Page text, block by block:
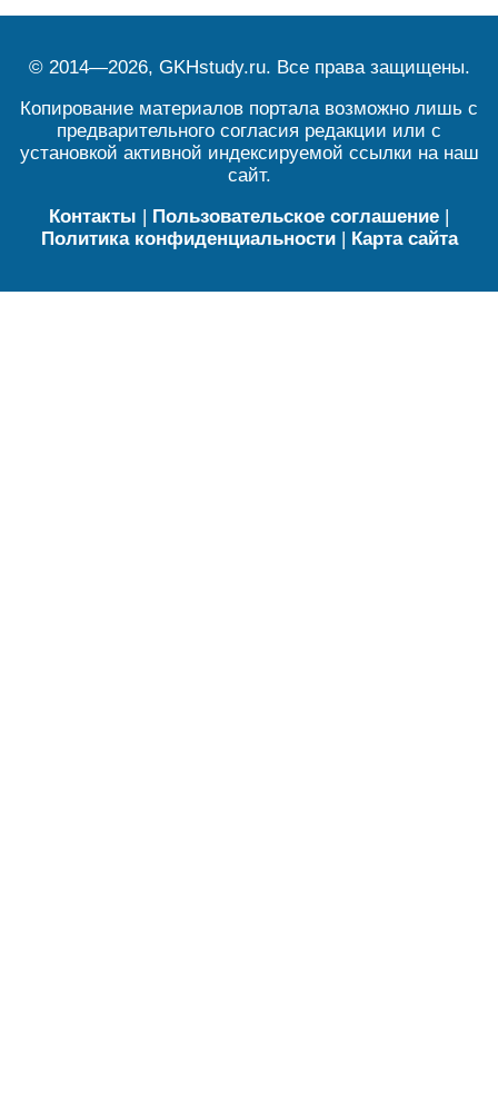
© 2014—2026, GKHstudy.ru. Все права защищены.
Копирование материалов портала возможно лишь с
предварительного согласия редакции или с
установкой активной индексируемой ссылки на наш
сайт.
Контакты | Пользовательское соглашение |
Политика конфиденциальности| Карта сайта